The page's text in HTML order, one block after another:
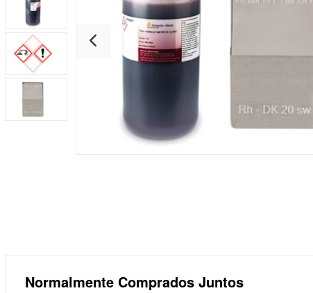
Normalmente Comprados Juntos